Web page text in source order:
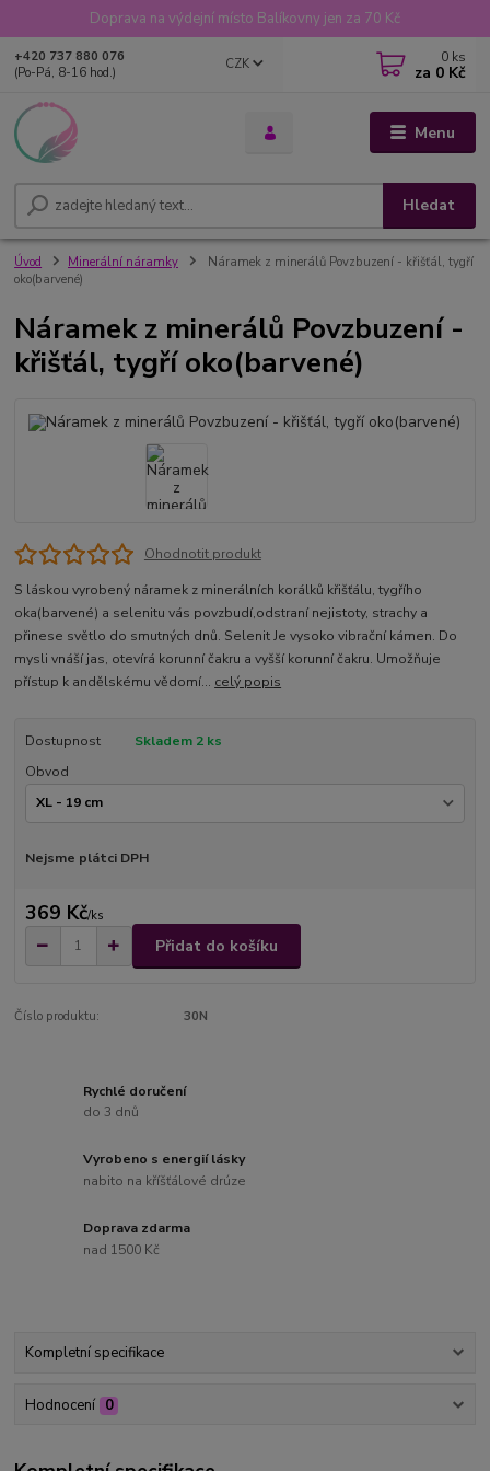
Doprava na výdejní místo Balíkovny jen za 70 Kč
Menu
CZK
Hledat
+420 737 880 076
(Po-Pá, 8-16 hod.)
0 ks
za 0 Kč
Úvod Minerální náramky
Náramek z minerálů Povzbuzení - křišťál, tygří
oko(barvené)
Náramek z minerálů Povzbuzení -
křišťál, tygří oko(barvené)
Ohodnotit produkt
S láskou vyrobený náramek z minerálních korálků křišťálu, tygřího
oka(barvené) a selenitu vás povzbudí,odstraní nejistoty, strachy a
přinese světlo do smutných dnů. Selenit Je vysoko vibrační kámen. Do
mysli vnáší jas, otevírá korunní čakru a vyšší korunní čakru. Umožňuje
přístup k andělskému vědomí... celý popis
Dostupnost
Skladem 2 ks
Obvod
Nejsme plátci DPH
369 Kč/ks
Přidat do košíku
Číslo produktu: 30N
Rychlé doručení
do 3 dnů
Vyrobeno s energií lásky
nabito na kříšťálové drúze
Doprava zdarma
nad 1500 Kč
Kompletní specifikace
Hodnocení 0